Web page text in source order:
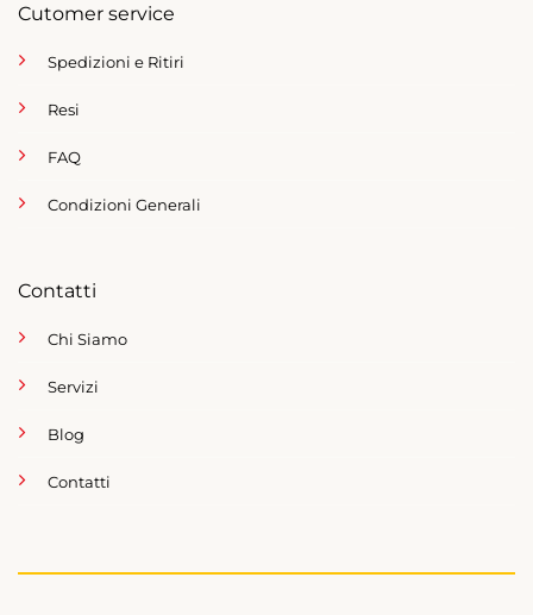
Cutomer service
Spedizioni e Ritiri
Resi
FAQ
Condizioni Generali
Contatti
Chi Siamo
Servizi
Blog
Contatti